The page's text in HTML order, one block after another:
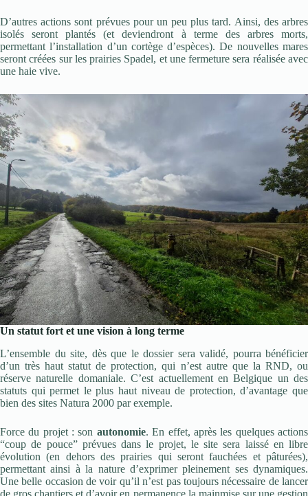
D’autres actions sont prévues pour un peu plus tard. Ainsi, des arbres
isolés seront plantés (et deviendront à terme des arbres morts,
permettant l’installation d’un cortège d’espèces). De nouvelles mares
seront créées sur les prairies Spadel, et une fermeture sera réalisée avec
une haie vive.
Un statut fort et une vision à long terme
L’ensemble du site, dès que le dossier sera validé, pourra bénéficier
d’un très haut statut de protection, qui n’est autre que la RND, ou
réserve naturelle domaniale. C’est actuellement en Belgique un des
statuts qui permet le plus haut niveau de protection, d’avantage que
bien des sites Natura 2000 par exemple.
Force du projet : son autonomie. En effet, après les quelques actions
“coup de pouce” prévues dans le projet, le site sera laissé en libre
évolution (en dehors des prairies qui seront fauchées et pâturées),
permettant ainsi à la nature d’exprimer pleinement ses dynamiques.
Une belle occasion de voir qu’il n’est pas toujours nécessaire de lancer
de gros chantiers et d’avoir en permanence la mainmise sur une gestion